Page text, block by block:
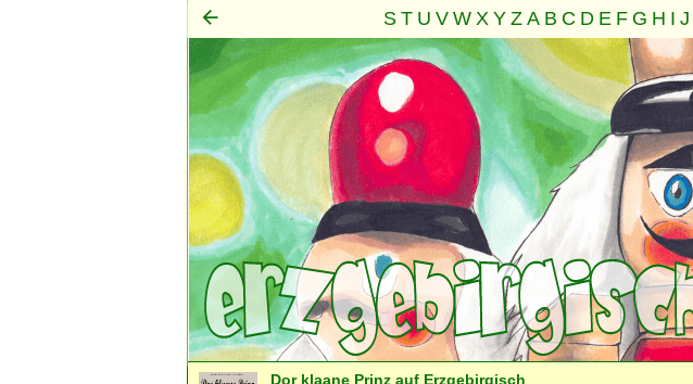
S T U V W X Y Z A B C D E F G H I J
Mensch·Seele·Geist ·Familie· Gemeinschaft
Dor klaane Prinz auf Erzgebirgisch